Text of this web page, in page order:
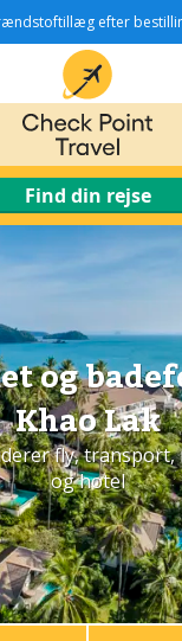
efter
Find din rejse
og
Khao Lak
fly, transport,
og hotel